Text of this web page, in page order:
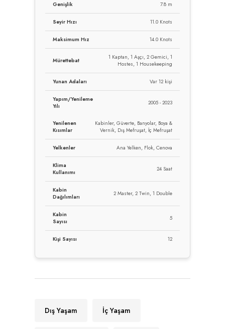
Genişlik 7.8 m
Seyir Hızı 11.0 Knots
Maksimum Hız 14.0 Knots
Mürettebat
1 Kaptan, 1 Aşçı, 2 Gemici, 1
Hostes, 1 Housekeeping
Yunan Adaları Var 12 kişi
Yapım/Yenileme
Yılı
2005 - 2023
Yenilenen
Kısımlar
Kabinler, Güverte, Banyolar, Boya &
Vernik, Dış Mefruşat, İç Mefruşat
Yelkenler Ana Yelken, Flok, Cenova
Klima
Kullanımı
24 Saat
Kabin
Dağılımları
2 Master, 2 Twin, 1 Double
Kabin
Sayısı
5
Kişi Sayısı 12
Dış Yaşam İç Yaşam